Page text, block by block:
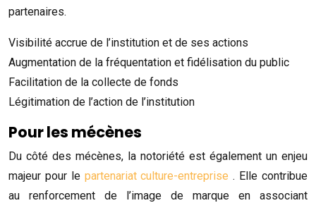
partenaires.
Visibilité accrue de l’institution et de ses actions
Augmentation de la fréquentation et fidélisation du public
Facilitation de la collecte de fonds
Légitimation de l’action de l’institution
Pour les mécènes
Du côté des mécènes, la notoriété est également un enjeu
majeur pour le partenariat culture-entreprise. Elle contribue
au renforcement de l’image de marque en associant